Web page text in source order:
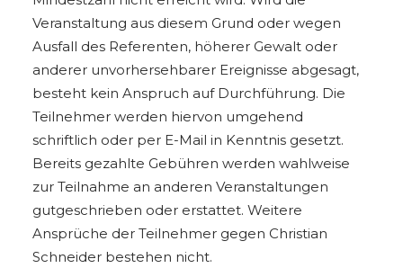
Veranstaltung aus diesem Grund oder wegen
Ausfall des Referenten, höherer Gewalt oder
anderer unvorhersehbarer Ereignisse abgesagt,
besteht kein Anspruch auf Durchführung. Die
Teilnehmer werden hiervon umgehend
schriftlich oder per E-Mail in Kenntnis gesetzt.
Bereits gezahlte Gebühren werden wahlweise
zur Teilnahme an anderen Veranstaltungen
gutgeschrieben oder erstattet. Weitere
Ansprüche der Teilnehmer gegen Christian
Schneider bestehen nicht.